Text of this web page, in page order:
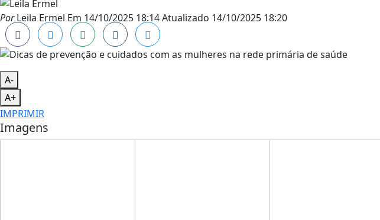
PorLeila Ermel Em 14/10/2025 18:14Atualizado 14/10/2025 18:20
A-
A+
IMPRIMIR
Imagens